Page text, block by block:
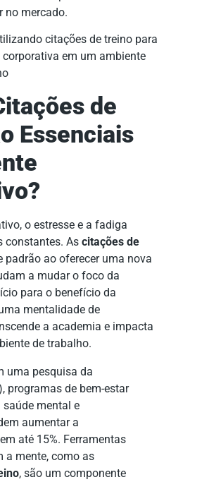
no mercado.
de
Essenciais
o estresse e a fadiga
constantes. As citações de
padrão ao oferecer uma nova
a mudar o foco da
para o benefício da
mentalidade de
a academia e impacta
de trabalho.
uma pesquisa da
programas de bem-estar
mental e
aumentar a
até 15%. Ferramentas
a mente, como as
, são um componente